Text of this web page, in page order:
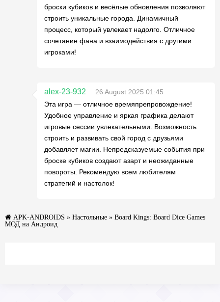
броски кубиков и весёлые обновления позволяют
строить уникальные города. Динамичный
процесс, который увлекает надолго. Отличное
сочетание фана и взаимодействия с другими
игроками!
alex-23-932
26 August 2025 01:45
Эта игра — отличное времяпрепровождение!
Удобное управление и яркая графика делают
игровые сессии увлекательными. Возможность
строить и развивать свой город с друзьями
добавляет магии. Непредсказуемые события при
броске кубиков создают азарт и неожиданные
повороты. Рекомендую всем любителям
стратегий и настолок!
APK-ANDROIDS » Настольные » Board Kings: Board Dice Games
МОД на Андроид